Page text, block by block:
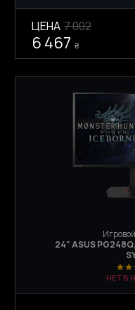
ЦЕНА 7 002
6 467 ₴
24" ASUS
НЕТ В